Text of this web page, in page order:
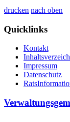
drucken nach oben
Quicklinks
Kontakt
Impressum
Datenschutz